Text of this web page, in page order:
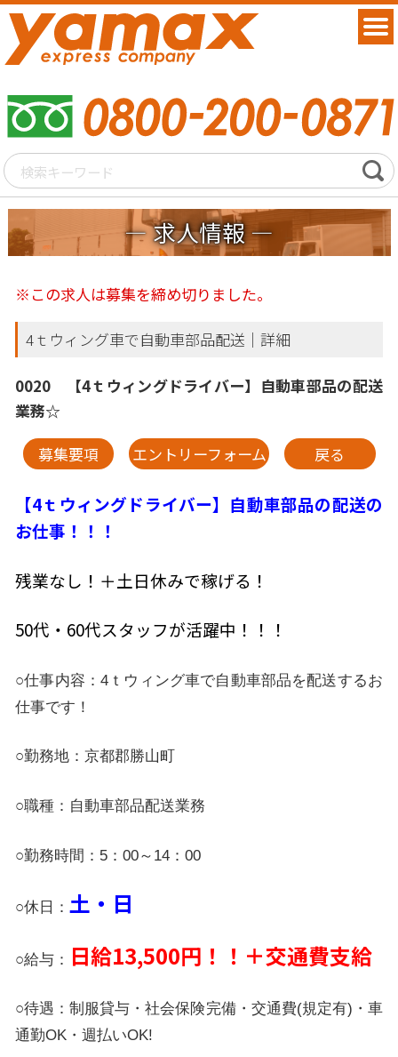
求人情報
※この求人は募集を締め切りました。
4ｔウィング車で自動車部品配送｜詳細
0020 【4ｔウィングドライバー】自動車部品の配送
業務☆
募集要項
エントリーフォーム 戻る
【4ｔウィングドライバー】自動車部品の配送の
お仕事！！！
残業なし！＋土日休みで稼げる！
50代・60代スタッフが活躍中！！！
○仕事内容：4ｔウィング車で自動車部品を配送するお
仕事です！
○勤務地：京都郡勝山町
○職種：自動車部品配送業務
○勤務時間：5：00～14：00
○休日： 土・日
○給与： 日給13,500円！！＋交通費支給
○待遇：制服貸与・社会保険完備・交通費(規定有)・車
通勤OK・週払いOK!